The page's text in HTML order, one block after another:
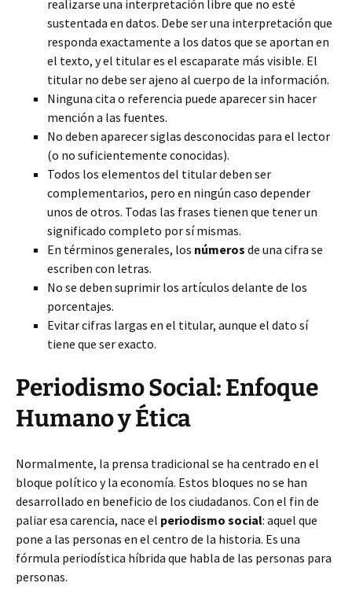
realizarse una interpretación libre que no esté
sustentada en datos. Debe ser una interpretación que
responda exactamente a los datos que se aportan en
el texto, y el titular es el escaparate más visible. El
titular no debe ser ajeno al cuerpo de la información.
Ninguna cita o referencia puede aparecer sin hacer
mención a las fuentes.
No deben aparecer siglas desconocidas para el lector
(o no suficientemente conocidas).
Todos los elementos del titular deben ser
complementarios, pero en ningún caso depender
unos de otros. Todas las frases tienen que tener un
significado completo por sí mismas.
En términos generales, los números de una cifra se
escriben con letras.
No se deben suprimir los artículos delante de los
porcentajes.
Evitar cifras largas en el titular, aunque el dato sí
tiene que ser exacto.
Periodismo Social: Enfoque
Humano y Ética
Normalmente, la prensa tradicional se ha centrado en el
bloque político y la economía. Estos bloques no se han
desarrollado en beneficio de los ciudadanos. Con el fin de
paliar esa carencia, nace el periodismo social: aquel que
pone a las personas en el centro de la historia. Es una
fórmula periodística híbrida que habla de las personas para
personas.